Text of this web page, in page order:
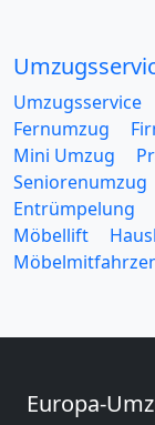
Umzugsservice
Fernumzug
Mini Umzug
Seniorenumzug
Entrümpelung
Möbellift
Europa-